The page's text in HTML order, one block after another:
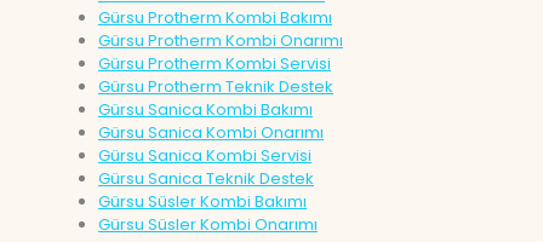
Gürsu Protherm Kombi Bakımı
Gürsu Protherm Kombi Onarımı
Gürsu Protherm Kombi Servisi
Gürsu Protherm Teknik Destek
Gürsu Sanica Kombi Bakımı
Gürsu Sanica Kombi Onarımı
Gürsu Sanica Kombi Servisi
Gürsu Sanica Teknik Destek
Gürsu Süsler Kombi Bakımı
Gürsu Süsler Kombi Onarımı